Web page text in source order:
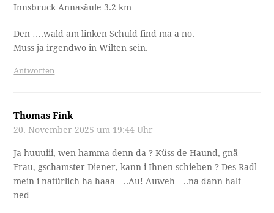
Innsbruck Annasäule 3.2 km
Den ….wald am linken Schuld find ma a no.
Muss ja irgendwo in Wilten sein.
Antworten
Thomas Fink
20. November 2025 um 19:44 Uhr
Ja huuuiii, wen hamma denn da ? Küss de Haund, gnä
Frau, gschamster Diener, kann i Ihnen schieben ? Des Radl
mein i natürlich ha haaa…..Au! Auweh…..na dann halt
ned…